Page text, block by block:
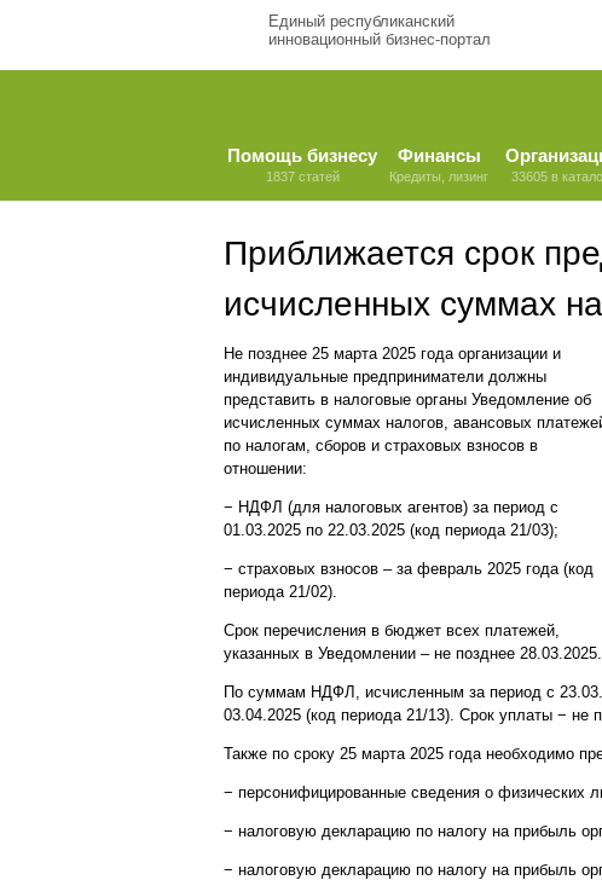
Единый республиканский
инновационный бизнес-портал
Помощь бизнесу
1837 статей
Финансы
Кредиты, лизинг 33605 в
Приближается срок
исчисленных суммах
Не позднее 25 марта 2025 года организации и
индивидуальные предприниматели должны
представить в налоговые органы Уведомление об
исчисленных суммах налогов, авансовых
по налогам, сборов и страховых взносов в
отношении:
− НДФЛ (для налоговых агентов) за период с
01.03.2025 по 22.03.2025 (код периода 21/03);
− страховых взносов – за февраль 2025 года (код
периода 21/02).
Срок перечисления в бюджет всех платежей,
указанных в Уведомлении – не позднее 28.03.2025.
По суммам НДФЛ, исчисленным за период с
03.04.2025 (код периода 21/13). Срок уплаты − не
Также по сроку 25 марта 2025 года необходимо
− персонифицированные сведения о физических
− налоговую декларацию по налогу на прибыль
− налоговую декларацию по налогу на прибыль